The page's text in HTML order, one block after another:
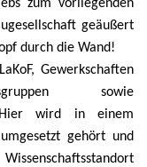
zum vorliegenden
geäußert
durch die Wand!
Gewerkschaften
sowie
Hier wird in einem
gehört und